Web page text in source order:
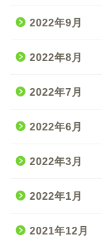
2022年9月
2022年8月
2022年7月
2022年6月
2022年3月
2022年1月
2021年12月